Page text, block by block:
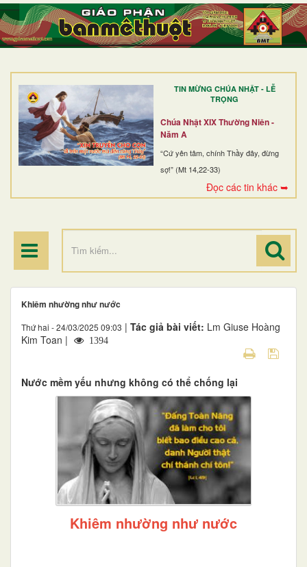
TIN MỪNG CHÚA NHẬT - LỄ
TRỌNG
Chúa Nhật XIX Thường Niên -
Năm A
“Cứ yên tâm, chính Thầy đây, đừng
sợ!” (Mt 14,22-33)
Đọc các tin khác ➥
TRANG NHẤT
GIỚI THIỆU
DÒNG TU
BAN MỤC VỤ
ĐOÀN THỂ CG
ĐIỂM HÀNH HƯƠNG
Khiêm nhường như nước
Thứ hai - 24/03/2025 09:03 | Tác giả bài viết: Lm Giuse Hoàng
Kim Toan |
1394
Nước mềm yếu nhưng không có thể chống lại
Khiêm nhường như nước